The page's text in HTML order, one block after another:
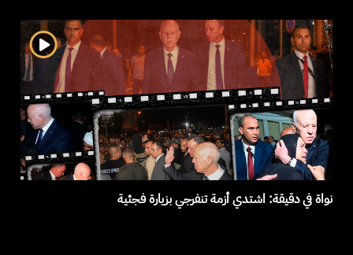
نواة في دقيقة: اشتدي أزمة تنفرجي بزيارة فجئية